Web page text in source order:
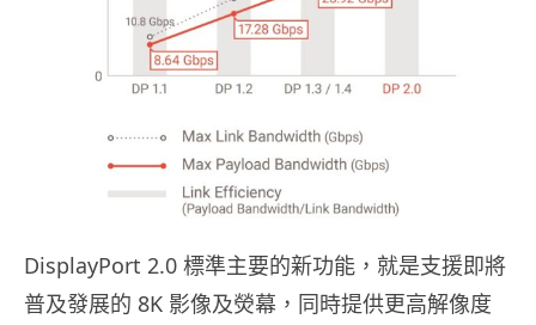
DisplayPort 2.0 標準主要的新功能，就是支援即將
普及發展的 8K 影像及熒幕，同時提供更高解像度